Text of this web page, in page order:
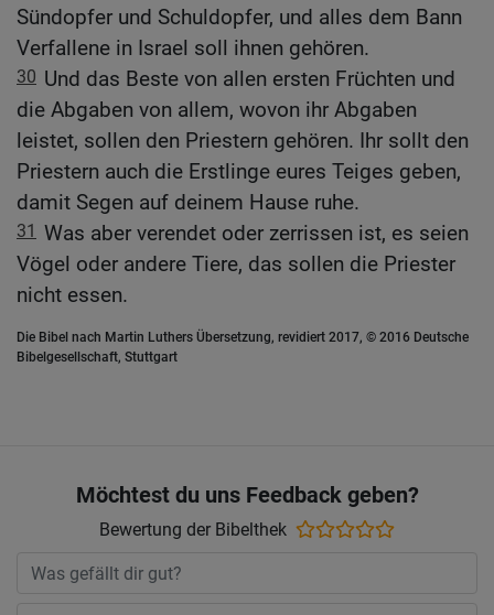
Sündopfer und Schuldopfer, und alles dem Bann
Verfallene in Israel soll ihnen gehören.
30 Und das Beste von allen ersten Früchten und
die Abgaben von allem, wovon ihr Abgaben
leistet, sollen den Priestern gehören. Ihr sollt den
Priestern auch die Erstlinge eures Teiges geben,
damit Segen auf deinem Hause ruhe.
31 Was aber verendet oder zerrissen ist, es seien
Vögel oder andere Tiere, das sollen die Priester
nicht essen.
Die Bibel nach Martin Luthers Übersetzung, revidiert 2017, © 2016 Deutsche
Bibelgesellschaft, Stuttgart
Möchtest du uns Feedback geben?
Bewertung der Bibelthek